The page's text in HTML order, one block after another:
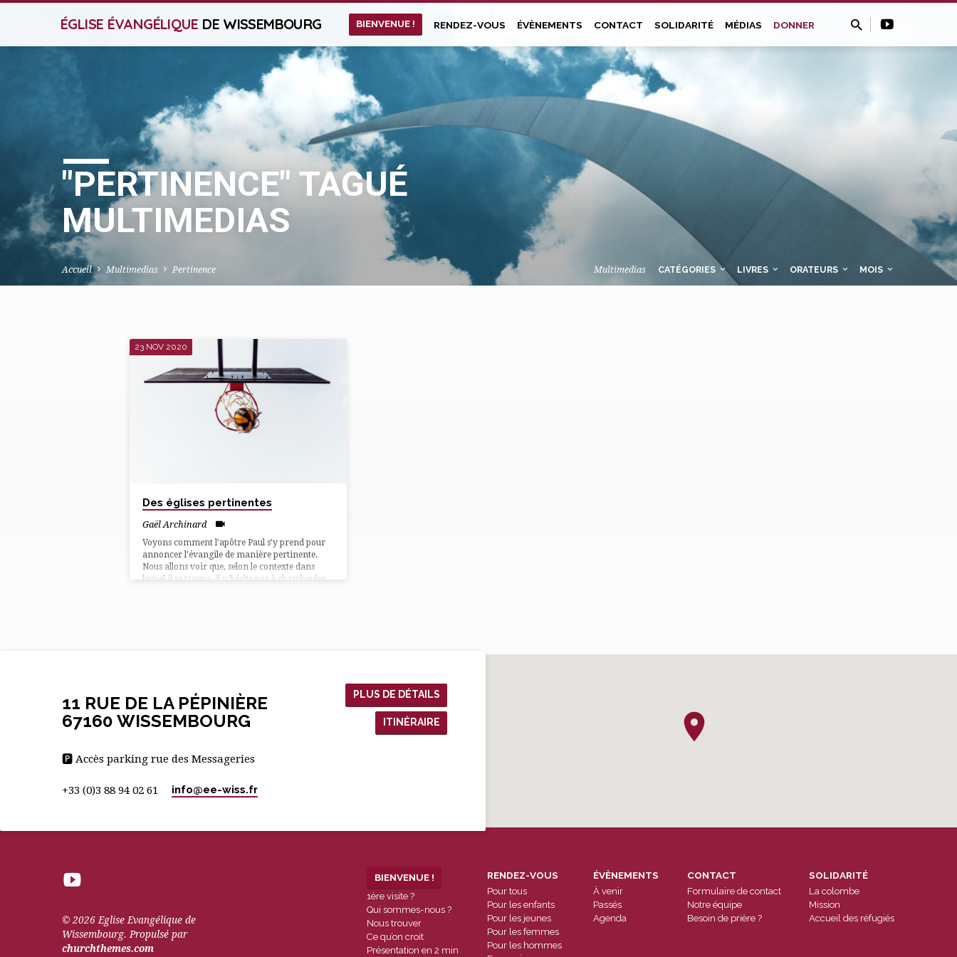
ÉGLISE ÉVANGÉLIQUE DE WISSEMBOURG BIENVENUE ! RENDEZ-VOUS ÉVÈNEMENTS CONTACT SOLIDARITÉ MÉDIAS DONNER
"PERTINENCE" TAGUÉ
MULTIMEDIAS
Accueil Multimedias Pertinence Multimedias CATÉGORIES LIVRES ORATEURS MOIS
"PERTINENCE"
MULTIMEDIAS
23 NOV 2020
Des églises pertinentes
Gaël Archinard
Voyons comment l’apôtre Paul s’y prend pour
annoncer l’évangile de manière pertinente.
Nous allons voir que, selon le contexte dans
lequel il se trouve, il n’hésite pas à chambouler
11 RUE DE LA PÉPINIÈRE
67160 WISSEMBOURG
PLUS DE DÉTAILS
ITINÉRAIRE
🅿 Accès parking rue des Messageries
+33 (0)3 88 94 02 61 info​@ee-wiss.fr
© 2026 Eglise Evangélique de
Wissembourg. Propulsé par
churchthemes.com
BIENVENUE !
1ère visite ?
Qui sommes-nous ?
Nous trouver
Ce qu’on croit
Présentation en 2 min
RENDEZ-VOUS
Pour tous
Pour les enfants
Pour les jeunes
Pour les femmes
Pour les hommes
ÉVÈNEMENTS
À venir
Passés
Agenda
CONTACT
Formulaire de contact
Notre équipe
Besoin de prière ?
SOLIDARITÉ
La colombe
Mission
Accueil des réfugiés